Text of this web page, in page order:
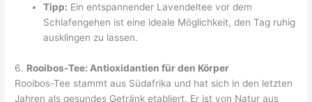
Tipp: Ein entspannender Lavendeltee vor dem
Schlafengehen ist eine ideale Möglichkeit, den Tag ruhig
ausklingen zu lassen.
6. Rooibos-Tee: Antioxidantien für den Körper
Rooibos-Tee stammt aus Südafrika und hat sich in den letzten
Jahren als gesundes Getränk etabliert. Er ist von Natur aus